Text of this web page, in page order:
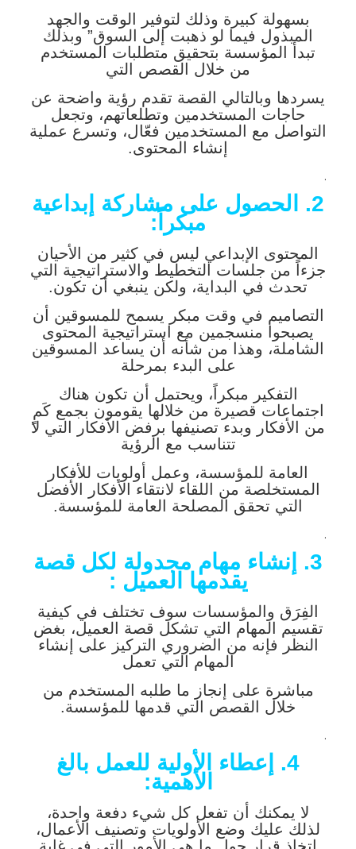
بسهولة كبيرة وذلك لتوفير الوقت والجهد
المبذول فيما لو ذهبت إلى السوق” وبذلك
تبدأ المؤسسة بتحقيق متطلبات المستخدم
من خلال القصص التي
يسردها وبالتالي القصة تقدم رؤية واضحة عن
حاجات المستخدمين وتطلعاتهم، وتجعل
التواصل مع المستخدمين فعّال، وتسرع عملية
إنشاء المحتوى.
.
2. الحصول على مشاركة إبداعية
مبكراً:
المحتوى الإبداعي ليس في كثير من الأحيان
جزءاً من جلسات التخطيط والاستراتيجية التي
تحدث في البداية، ولكن ينبغي أن تكون.
التصاميم في وقت مبكر يسمح للمسوقين أن
يصبحوا منسجمين مع استراتيجية المحتوى
الشاملة، وهذا من شأنه أن يساعد المسوقين
على البدء بمرحلة
التفكير مبكراً، ويحتمل أن تكون هناك
اجتماعات قصيرة من خلالها يقومون بجمع كَمٍ
من الأفكار وبدء تصنيفها برفض الأفكار التي لا
تتناسب مع الرؤية
العامة للمؤسسة، وعمل أولويات للأفكار
المستخلصة من اللقاء لانتقاء الأفكار الأفضل
التي تحقق المصلحة العامة للمؤسسة.
.
3. إنشاء مهام مجدولة لكل قصة
يقدمها العميل :
الفِرَق والمؤسسات سوف تختلف في كيفية
تقسيم المهام التي تشكل قصة العميل، بغض
النظر فإنه من الضروري التركيز على إنشاء
المهام التي تعمل
مباشرة على إنجاز ما طلبه المستخدم من
خلال القصص التي قدمها للمؤسسة.
.
4. إعطاء الأولية للعمل بالغ
الأهمية:
لا يمكنك أن تفعل كل شيء دفعة واحدة،
لذلك عليك وضع الأولويات وتصنيف الأعمال،